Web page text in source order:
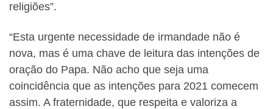
religiões”.
“Esta urgente necessidade de irmandade não é
nova, mas é uma chave de leitura das intenções de
oração do Papa. Não acho que seja uma
coincidência que as intenções para 2021 comecem
assim. A fraternidade, que respeita e valoriza a